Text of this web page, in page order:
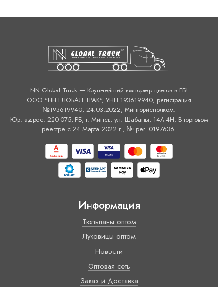
NN Global Truck — Крупнейший импортёр цветов в РБ!
ООО "НН ГЛОБАЛ ТРАК", УНП 193619940, регистрация
№193619940, 24.03.2022, Мингорисполком.
Юр. адрес: 220 075, РБ, г. Минск, ул. Шабаны, 14А-4H; В торговом
реестре с 24 Марта 2022 г., № рег. 0197636.
Информация
Тюльпаны оптом
Луковицы оптом
Новости
Оптовая сеть
Заказ и Доставка